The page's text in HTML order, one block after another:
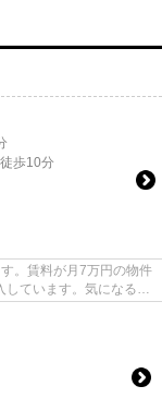
徒歩10分
。賃料が月7万円の物件
しています。気になるイ